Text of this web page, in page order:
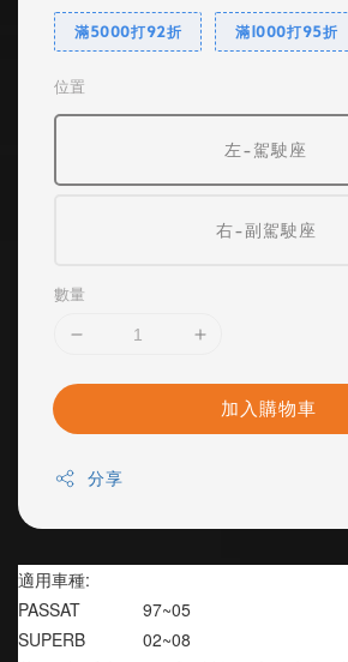
滿5000打92折 滿1000打95折
位置
左-駕駛座
右-副駕駛座
數量
加入購物車
分享
適用車種:
PASSAT             97~05
SUPERB            02~08